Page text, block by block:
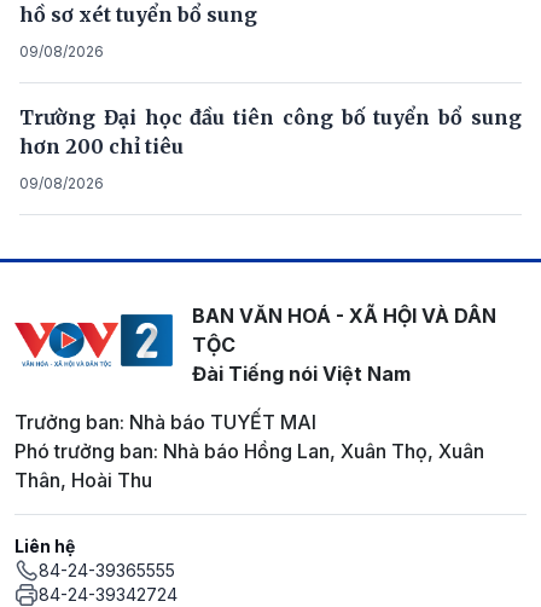
hồ sơ xét tuyển bổ sung
09/08/2026
Trường Đại học đầu tiên công bố tuyển bổ sung
hơn 200 chỉ tiêu
09/08/2026
BAN VĂN HOÁ - XÃ HỘI VÀ DÂN
TỘC
Đài Tiếng nói Việt Nam
Trưởng ban: Nhà báo TUYẾT MAI
Phó trưởng ban: Nhà báo Hồng Lan, Xuân Thọ, Xuân
Thân, Hoài Thu
Liên hệ
84-24-39365555
84-24-39342724